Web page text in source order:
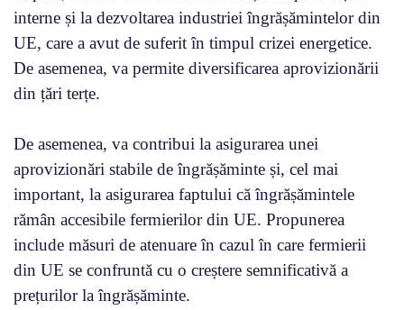
interne și la dezvoltarea industriei îngrășămintelor din
UE, care a avut de suferit în timpul crizei energetice.
De asemenea, va permite diversificarea aprovizionării
din țări terțe.
De asemenea, va contribui la asigurarea unei
aprovizionări stabile de îngrășăminte și, cel mai
important, la asigurarea faptului că îngrășămintele
rămân accesibile fermierilor din UE. Propunerea
include măsuri de atenuare în cazul în care fermierii
din UE se confruntă cu o creștere semnificativă a
prețurilor la îngrășăminte.